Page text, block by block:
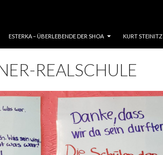
ESTERKA – ÜBERLEBENDE DER SHOA KURT STEINITZ
REALSCHULE